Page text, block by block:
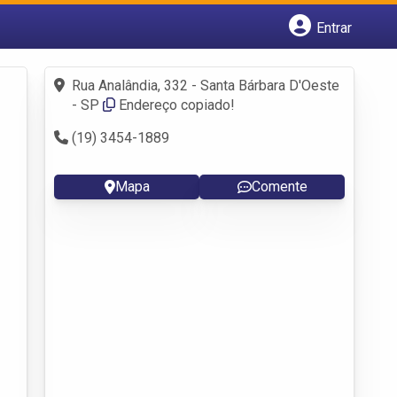
Entrar
Fazer login
Criar conta
Rua Analândia, 332 - Santa Bárbara D'Oeste
- SP
Endereço copiado!
(19) 3454-1889
Mapa Comente